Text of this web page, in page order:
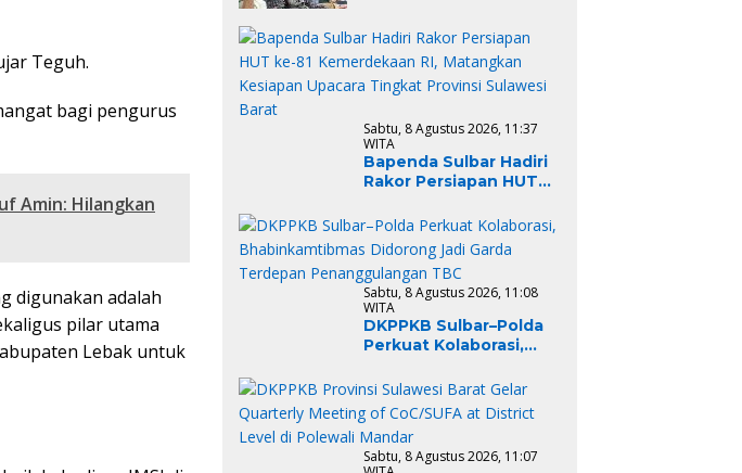
Teguh.
bagi pengurus
Amin: Hilangkan
digunakan adalah
pilar utama
Lebak untuk
Dukung Percepatan
Penyelesaian
Rekomendasi
Sabtu, 8 Agustus 2026, 11:37
WITA
Bapenda Sulbar Hadiri
Rakor Persiapan HUT
Matangkan Kesiapan
Upacara Tingkat
Provinsi Sulawesi Barat
Sabtu, 8 Agustus 2026, 11:08
WITA
DKPPKB Sulbar–Polda
Perkuat Kolaborasi,
Didorong Jadi Garda
Terdepan
Penanggulangan TBC
Sabtu, 8 Agustus 2026, 11:07